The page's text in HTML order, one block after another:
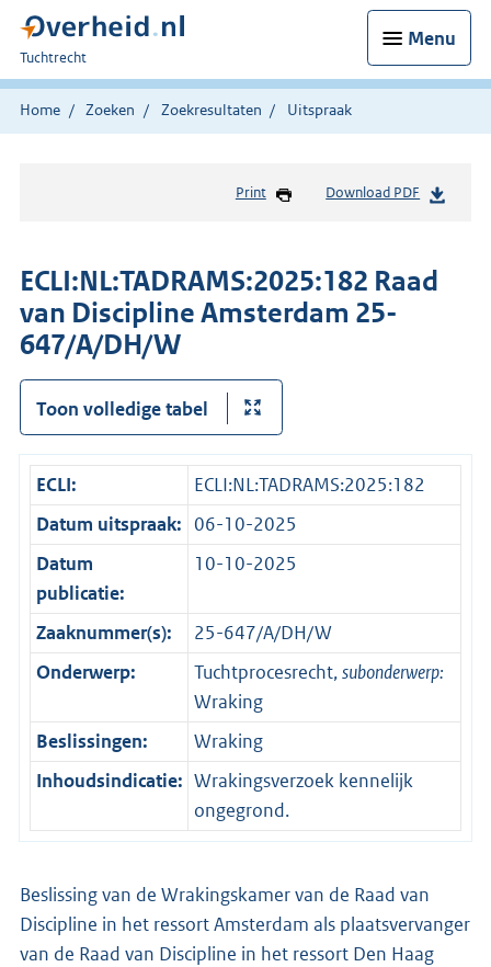
Menu
U
bent
hier:
Tuchtrecht
Home Zoeken Zoekresultaten Uitspraak
Print Download PDF
ECLI:NL:TADRAMS:2025:182 Raad
van Discipline Amsterdam 25-
647/A/DH/W
Toon volledige tabel
ECLI:
ECLI:NL:TADRAMS:2025:182
Datum uitspraak: 06-10-2025
Datum
publicatie:
10-10-2025
Zaaknummer(s):
25-647/A/DH/W
Onderwerp:
Tuchtprocesrecht,subonderwerp:
Wraking
Beslissingen:
Wraking
Inhoudsindicatie: Wrakingsverzoek kennelijk
ongegrond.
Beslissing van de Wrakingskamer van de Raad van
Discipline in het ressort Amsterdam als plaatsvervanger
van de Raad van Discipline in het ressort Den Haag